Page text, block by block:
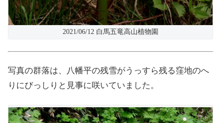
2021/06/12 白馬五竜高山植物園
写真の群落は、八幡平の残雪がうっすら残る窪地のへ
りにびっしりと見事に咲いていました。